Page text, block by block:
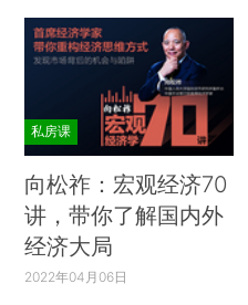
私房课
向松祚：宏观经济70
讲，带你了解国内外
经济大局
2022年04月06日